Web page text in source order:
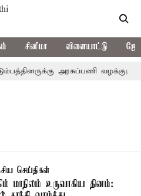
சினிமா விளையாட்டு
அரசுப்பணி வழக்கு;
செய்திகள்
மாநிலம் உருவாகிய தினம்: